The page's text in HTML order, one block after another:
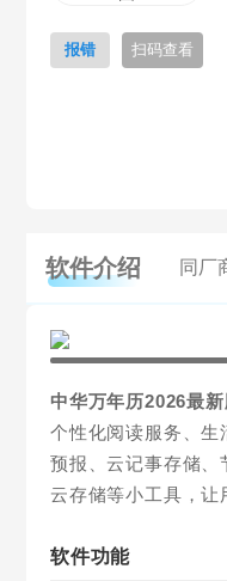
报错 扫码查看
软件介绍 同厂
中华万年历2026最新
个性化阅读服务、生
预报、云记事存储、
云存储等小工具，让
软件功能